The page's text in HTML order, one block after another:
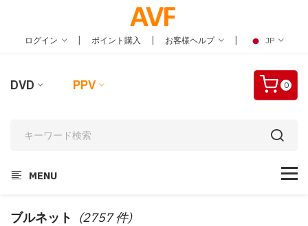
ログイン | ポイント購入 | お客様ヘルプ | JP
DVD PPV 0
MENU
ブルネット (2757 件)